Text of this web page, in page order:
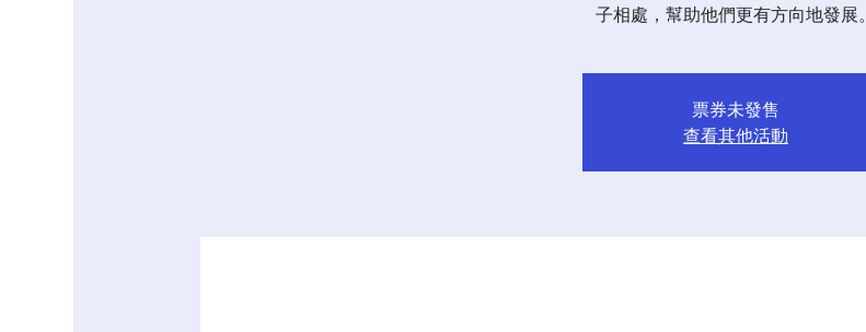
子相處，幫助他們更有方向地發展。
票券未發售
查看其他活動